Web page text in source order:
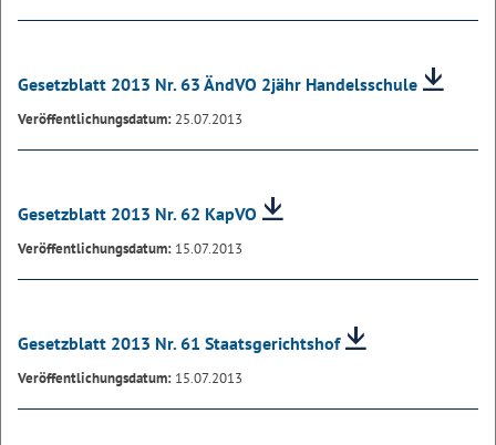
Gesetzblatt 2013 Nr. 63 ÄndVO 2jähr Handelsschule
Veröffentlichungsdatum: 25.07.2013
Gesetzblatt 2013 Nr. 62 KapVO
Veröffentlichungsdatum: 15.07.2013
Gesetzblatt 2013 Nr. 61 Staatsgerichtshof
Veröffentlichungsdatum: 15.07.2013